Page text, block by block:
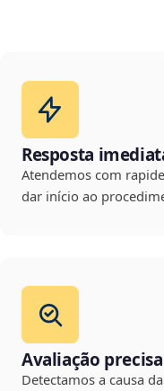
Resposta
Atendemos com
dar início ao
Avaliação precisa
Detectamos a causa